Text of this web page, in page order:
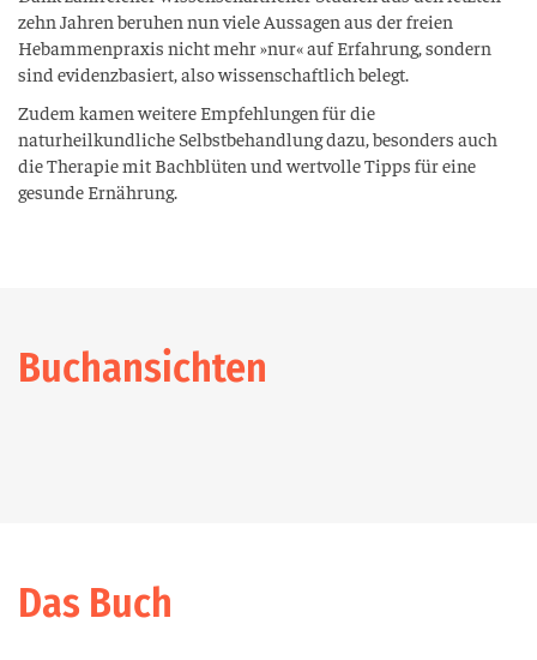
zehn Jahren beruhen nun viele Aussagen aus der freien
Hebammenpraxis nicht mehr »nur« auf Erfahrung, sondern
sind evidenzbasiert, also wissenschaftlich belegt.
Zudem kamen weitere Empfehlungen für die
naturheilkundliche Selbstbehandlung dazu, besonders auch
die Therapie mit Bachblüten und wertvolle Tipps für eine
gesunde Ernährung.
Buchansichten
Das Buch